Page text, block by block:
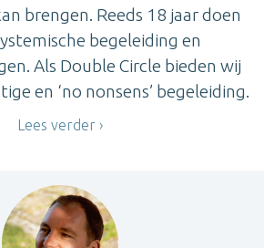
brengen. Reeds 18 jaar doen
begeleiding en
Als Double Circle bieden wij
en ‘no nonsens’ begeleiding.
Lees verder